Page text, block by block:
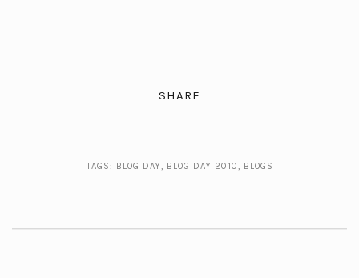
SHARE
TAGS: BLOG DAY, BLOG DAY 2010, BLOGS